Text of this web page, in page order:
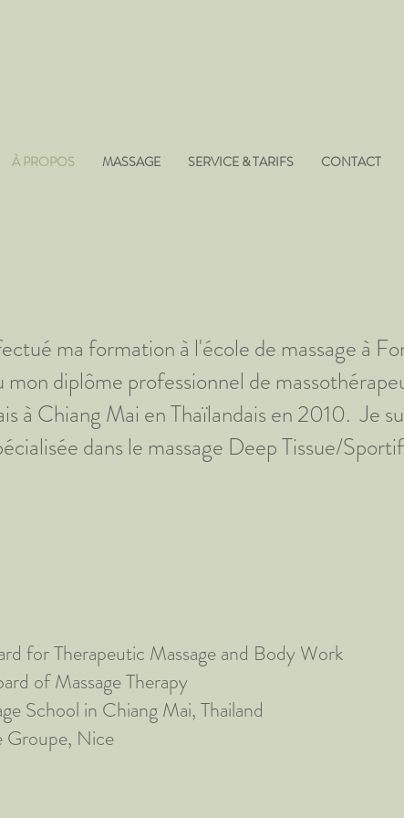
À PROPOS MASSAGE SERVICE & TARIFS CONTACT
ma formation à l'école de massage à
diplôme professionnel de
à Chiang Mai en Thaïlandais en 2010. Je
dans le massage Deep Tissue/
for Therapeutic Massage and Body Work
of Massage Therapy
School in Chiang Mai, Thailand
Groupe, Nice